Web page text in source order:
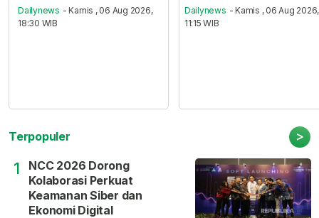
Dailynews - Kamis , 06 Aug 2026,
18:30 WIB
Dailynews - Kamis , 06 Aug 2026,
11:15 WIB
Terpopuler >
1
NCC 2026 Dorong
Kolaborasi Perkuat
Keamanan Siber dan
Ekonomi Digital